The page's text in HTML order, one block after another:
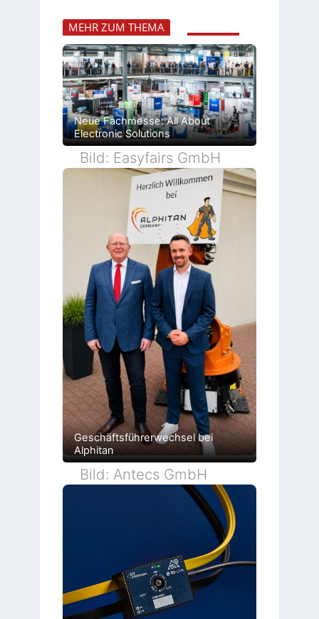
MEHR ZUM THEMA
Neue Fachmesse: All About
Electronic Solutions
Bild: Easyfairs GmbH
Geschäftsführerwechsel bei
Alphitan
Bild: Antecs GmbH